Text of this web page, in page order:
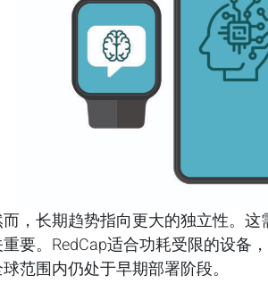
，长期趋势指向更大的独立性。
重要。RedCap适合功耗受限的设备
范围内仍处于早期部署阶段。